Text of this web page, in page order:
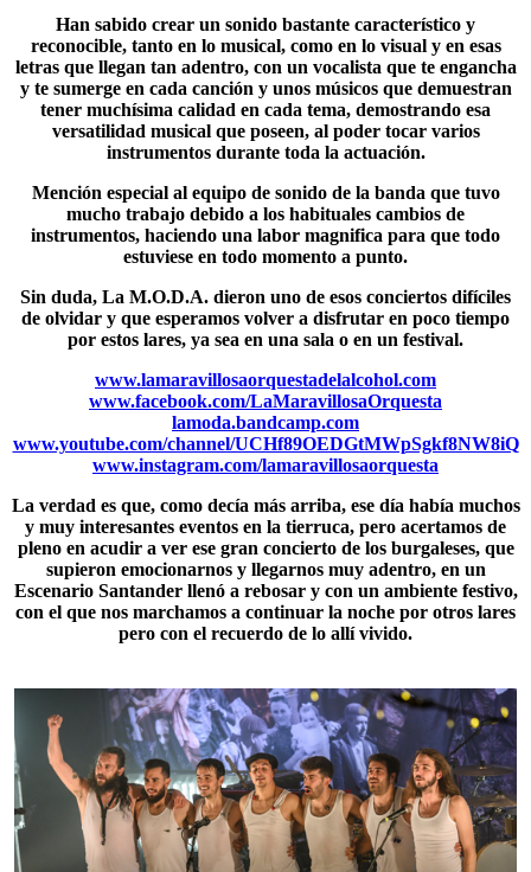
Han sabido crear un sonido bastante característico y
reconocible, tanto en lo musical, como en lo visual y en esas
letras que llegan tan adentro, con un vocalista que te engancha
y te sumerge en cada canción y unos músicos que demuestran
tener muchísima calidad en cada tema, demostrando esa
versatilidad musical que poseen, al poder tocar varios
instrumentos durante toda la actuación.
Mención especial al equipo de sonido de la banda que tuvo
mucho trabajo debido a los habituales cambios de
instrumentos, haciendo una labor magnifica para que todo
estuviese en todo momento a punto.
Sin duda, La M.O.D.A. dieron uno de esos conciertos difíciles
de olvidar y que esperamos volver a disfrutar en poco tiempo
por estos lares, ya sea en una sala o en un festival.
www.lamaravillosaorquestadelalcohol.com
www.facebook.com/LaMaravillosaOrquesta
lamoda.bandcamp.com
www.youtube.com/channel/UCHf89OEDGtMWpSgkf8NW8iQ
www.instagram.com/lamaravillosaorquesta
La verdad es que, como decía más arriba, ese día había muchos
y muy interesantes eventos en la tierruca, pero acertamos de
pleno en acudir a ver ese gran concierto de los burgaleses, que
supieron emocionarnos y llegarnos muy adentro, en un
Escenario Santander llenó a rebosar y con un ambiente festivo,
con el que nos marchamos a continuar la noche por otros lares
pero con el recuerdo de lo allí vivido.